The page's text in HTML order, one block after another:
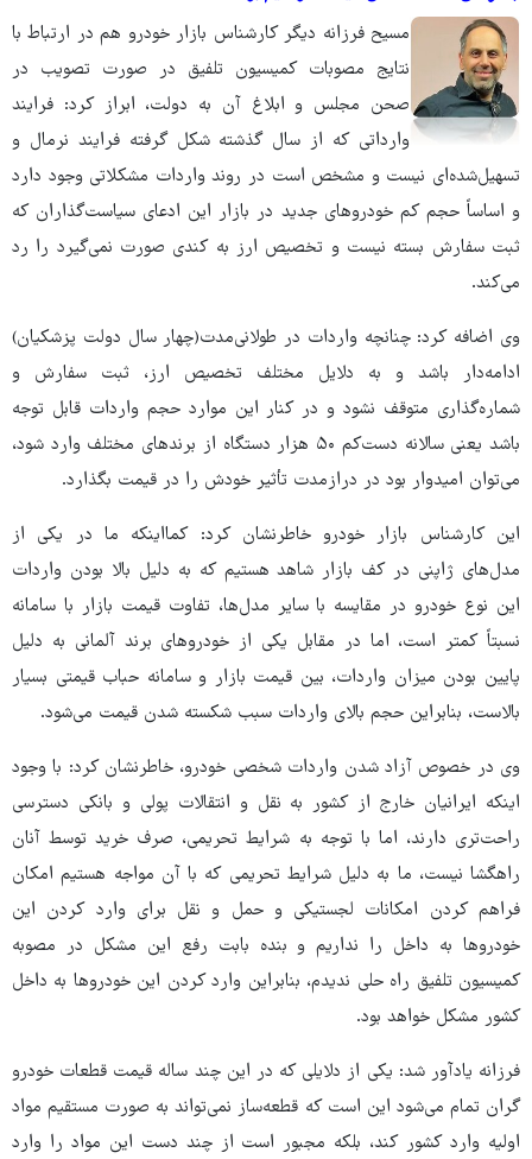
مسیح فرزانه دیگر کارشناس بازار خودرو هم در ارتباط با
نتایج مصوبات کمیسیون تلفیق در صورت تصویب در
صحن مجلس و ابلاغ آن به ‌دولت، ابراز کرد: فرایند
وارداتی که از سال گذشته شکل گرفته فرایند نرمال و
تسهیل‌شده‌ای نیست و مشخص است در روند واردات مشکلاتی وجود دارد
و اساساً حجم کم خودروهای جدید در بازار این ادعای سیاست‌گذاران که
ثبت سفارش بسته نیست و تخصیص ارز به ‌کندی صورت نمی‌گیرد را رد
می‌کند.
وی اضافه کرد: چنانچه واردات در طولانی‌مدت(چهار سال دولت پزشکیان)
ادامه‌دار باشد و به ‌دلایل مختلف تخصیص ارز، ثبت سفارش و
شماره‌گذاری متوقف نشود و در کنار این موارد حجم واردات قابل توجه
باشد یعنی سالانه دست‌کم ۵۰ هزار دستگاه از برندهای مختلف وارد شود،
می‌توان امیدوار بود در درازمدت تأثیر خودش را در قیمت بگذارد.
این کارشناس بازار خودرو خاطرنشان کرد: کمااینکه ما در یکی از
مدل‌های ژاپنی در کف بازار شاهد هستیم که به ‌دلیل بالا بودن واردات
این نوع خودرو در مقایسه با سایر مدل‌ها، تفاوت قیمت بازار با سامانه
نسبتاً کمتر است، اما در مقابل یکی از خودروهای برند آلمانی به ‌دلیل
پایین بودن میزان واردات، بین قیمت بازار و سامانه حباب قیمتی بسیار
بالاست، بنابراین حجم بالای واردات سبب شکسته شدن قیمت می‌شود.
وی در خصوص آزاد شدن واردات شخصی خودرو، خاطرنشان کرد: با وجود
اینکه ایرانیان خارج از کشور به ‌نقل ‌و انتقالات پولی و بانکی دسترسی
راحت‌تری دارند، اما با توجه به ‌شرایط تحریمی، صرف خرید توسط آنان
راهگشا نیست، ما به ‌دلیل شرایط تحریمی که با آن مواجه هستیم امکان
فراهم کردن امکانات لجستیکی و حمل ‌و نقل برای وارد کردن این
خودروها به ‌داخل را نداریم و بنده بابت رفع این مشکل در مصوبه
کمیسیون تلفیق راه‌ حلی ندیدم، بنابراین وارد کردن این خودروها به ‌داخل
کشور مشکل خواهد بود.
فرزانه یادآور شد: یکی از دلایلی که در این چند ساله قیمت قطعات خودرو
گران تمام می‌شود این است که قطعه‌ساز نمی‌تواند به ‌صورت مستقیم مواد
اولیه وارد کشور کند، بلکه مجبور است از چند دست این مواد را وارد